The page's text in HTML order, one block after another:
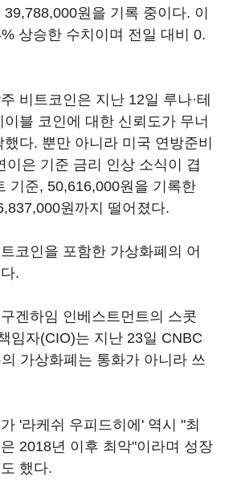
원을 기록 중이다. 이
상승한 수치이며 전일 대비 0.
비트코인은 지난 12일 루나·테
블 코인에 대한 신뢰도가 무너
다. 뿐만 아니라 미국 연방준비
이은 기준 금리 인상 소식이 겹
기준, 50,616,000원을 기록한
원까지 떨어졌다.
코인을 포함한 가상화폐의 어
.
겐하임 인베스트먼트의 스콧
임자(CIO)는 지난 23일 CNBC
가상화폐는 통화가 아니라 쓰
'라케쉬 우피드히에' 역시 "최
2018년 이후 최악"이라며 성장
했다.